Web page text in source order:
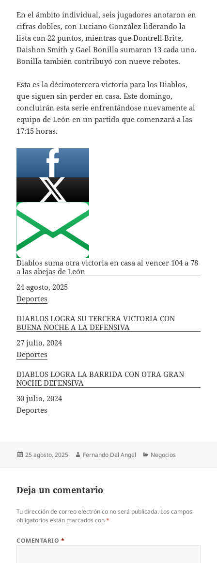
En el ámbito individual, seis jugadores anotaron en
cifras dobles, con Luciano González liderando la
lista con 22 puntos, mientras que Dontrell Brite,
Daishon Smith y Gael Bonilla sumaron 13 cada uno.
Bonilla también contribuyó con nueve rebotes.
Esta es la décimotercera victoria para los Diablos,
que siguen sin perder en casa. Este domingo,
concluirán esta serie enfrentándose nuevamente al
equipo de León en un partido que comenzará a las
17:15 horas.
Diablos suma otra victoria en casa al vencer 104 a 78
a las abejas de León
Fecha
24 agosto, 2025
In relation to
Deportes
DIABLOS LOGRA SU TERCERA VICTORIA CON
BUENA NOCHE A LA DEFENSIVA
Fecha
27 julio, 2024
In relation to
Deportes
DIABLOS LOGRA LA BARRIDA CON OTRA GRAN
NOCHE DEFENSIVA
Fecha
30 julio, 2024
In relation to
Deportes
Publicado
25 agosto, 2025 Autor
Fernando Del Angel Categorías
Negocios
Deja un comentario
Tu dirección de correo electrónico no será publicada. Los campos
obligatorios están marcados con*
COMENTARIO *